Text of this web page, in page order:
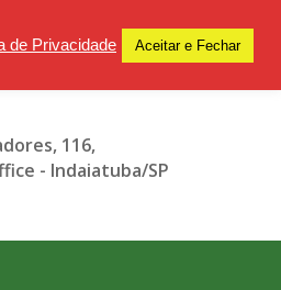
116,
- Indaiatuba/SP
de Privacidade Aceitar e Fechar